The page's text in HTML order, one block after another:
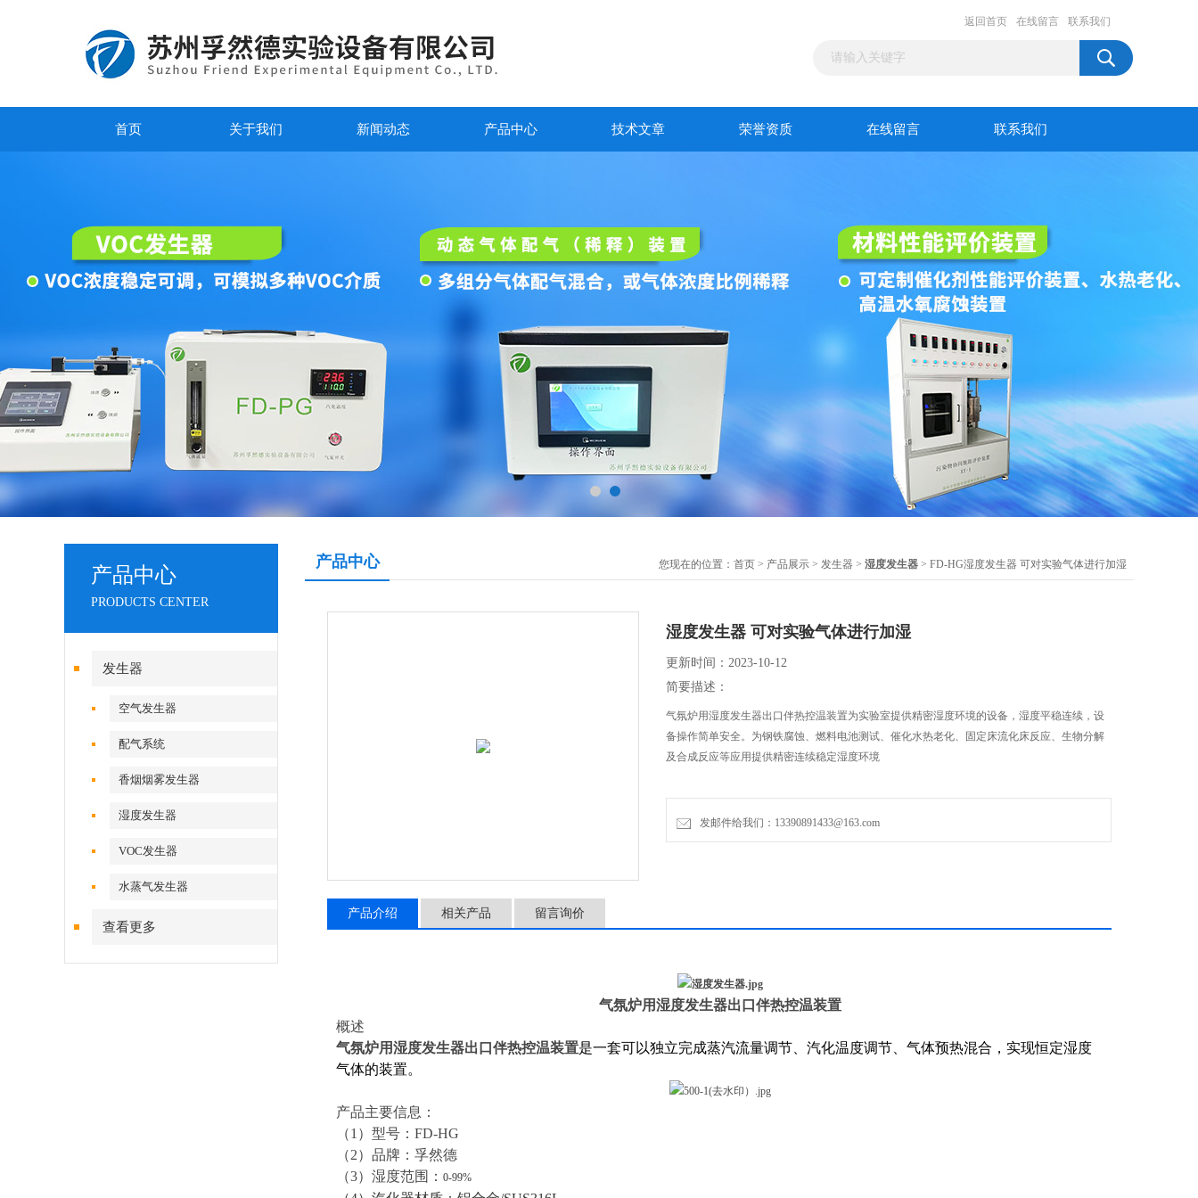
返回首页 在线留言 联系我们
首页 关于我们 新闻动态 产品中心 技术文章 荣誉资质 在线留言 联系我们
产品中心
PRODUCTS CENTER
发生器
空气发生器
配气系统
香烟烟雾发生器
湿度发生器
VOC发生器
水蒸气发生器
查看更多
产品中心 您现在的位置： 首页 > 产品展示 > 发生器 > 湿度发生器 > FD-HG湿度发生器 可对实验气体进行加湿
湿度发生器 可对实验气体进行加湿
更新时间：2023-10-12
简要描述：
气氛炉用湿度发生器出口伴热控温装置为实验室提供精密湿度环境的设备，湿度平稳连续，设
备操作简单安全。为钢铁腐蚀、燃料电池测试、催化水热老化、固定床流化床反应、生物分解
及合成反应等应用提供精密连续稳定湿度环境
发邮件给我们：13390891433@163.com
产品介绍 相关产品 留言询价
气氛炉用湿度发生器出口伴热控温装置
概述
气氛炉用湿度发生器出口伴热控温装置是一套可以独立完成蒸汽流量调节、汽化温度调节、气体预热混合，实现恒定湿度
气体的装置。
产品主要信息：
（1）型号：FD-HG
（2）品牌：孚然德
（3）湿度范围： 0-99%